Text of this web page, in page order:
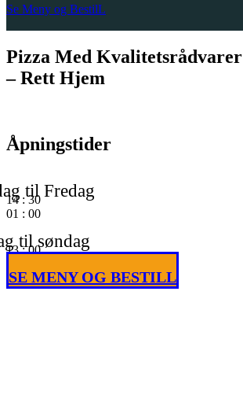
Se Meny og BestilL
Pizza Med Kvalitetsrådvarer
– Rett Hjem
Åpningstider
til Fredag
14 : 30
01 : 00
til søndag
13: 00
SE MENY OG BESTILL